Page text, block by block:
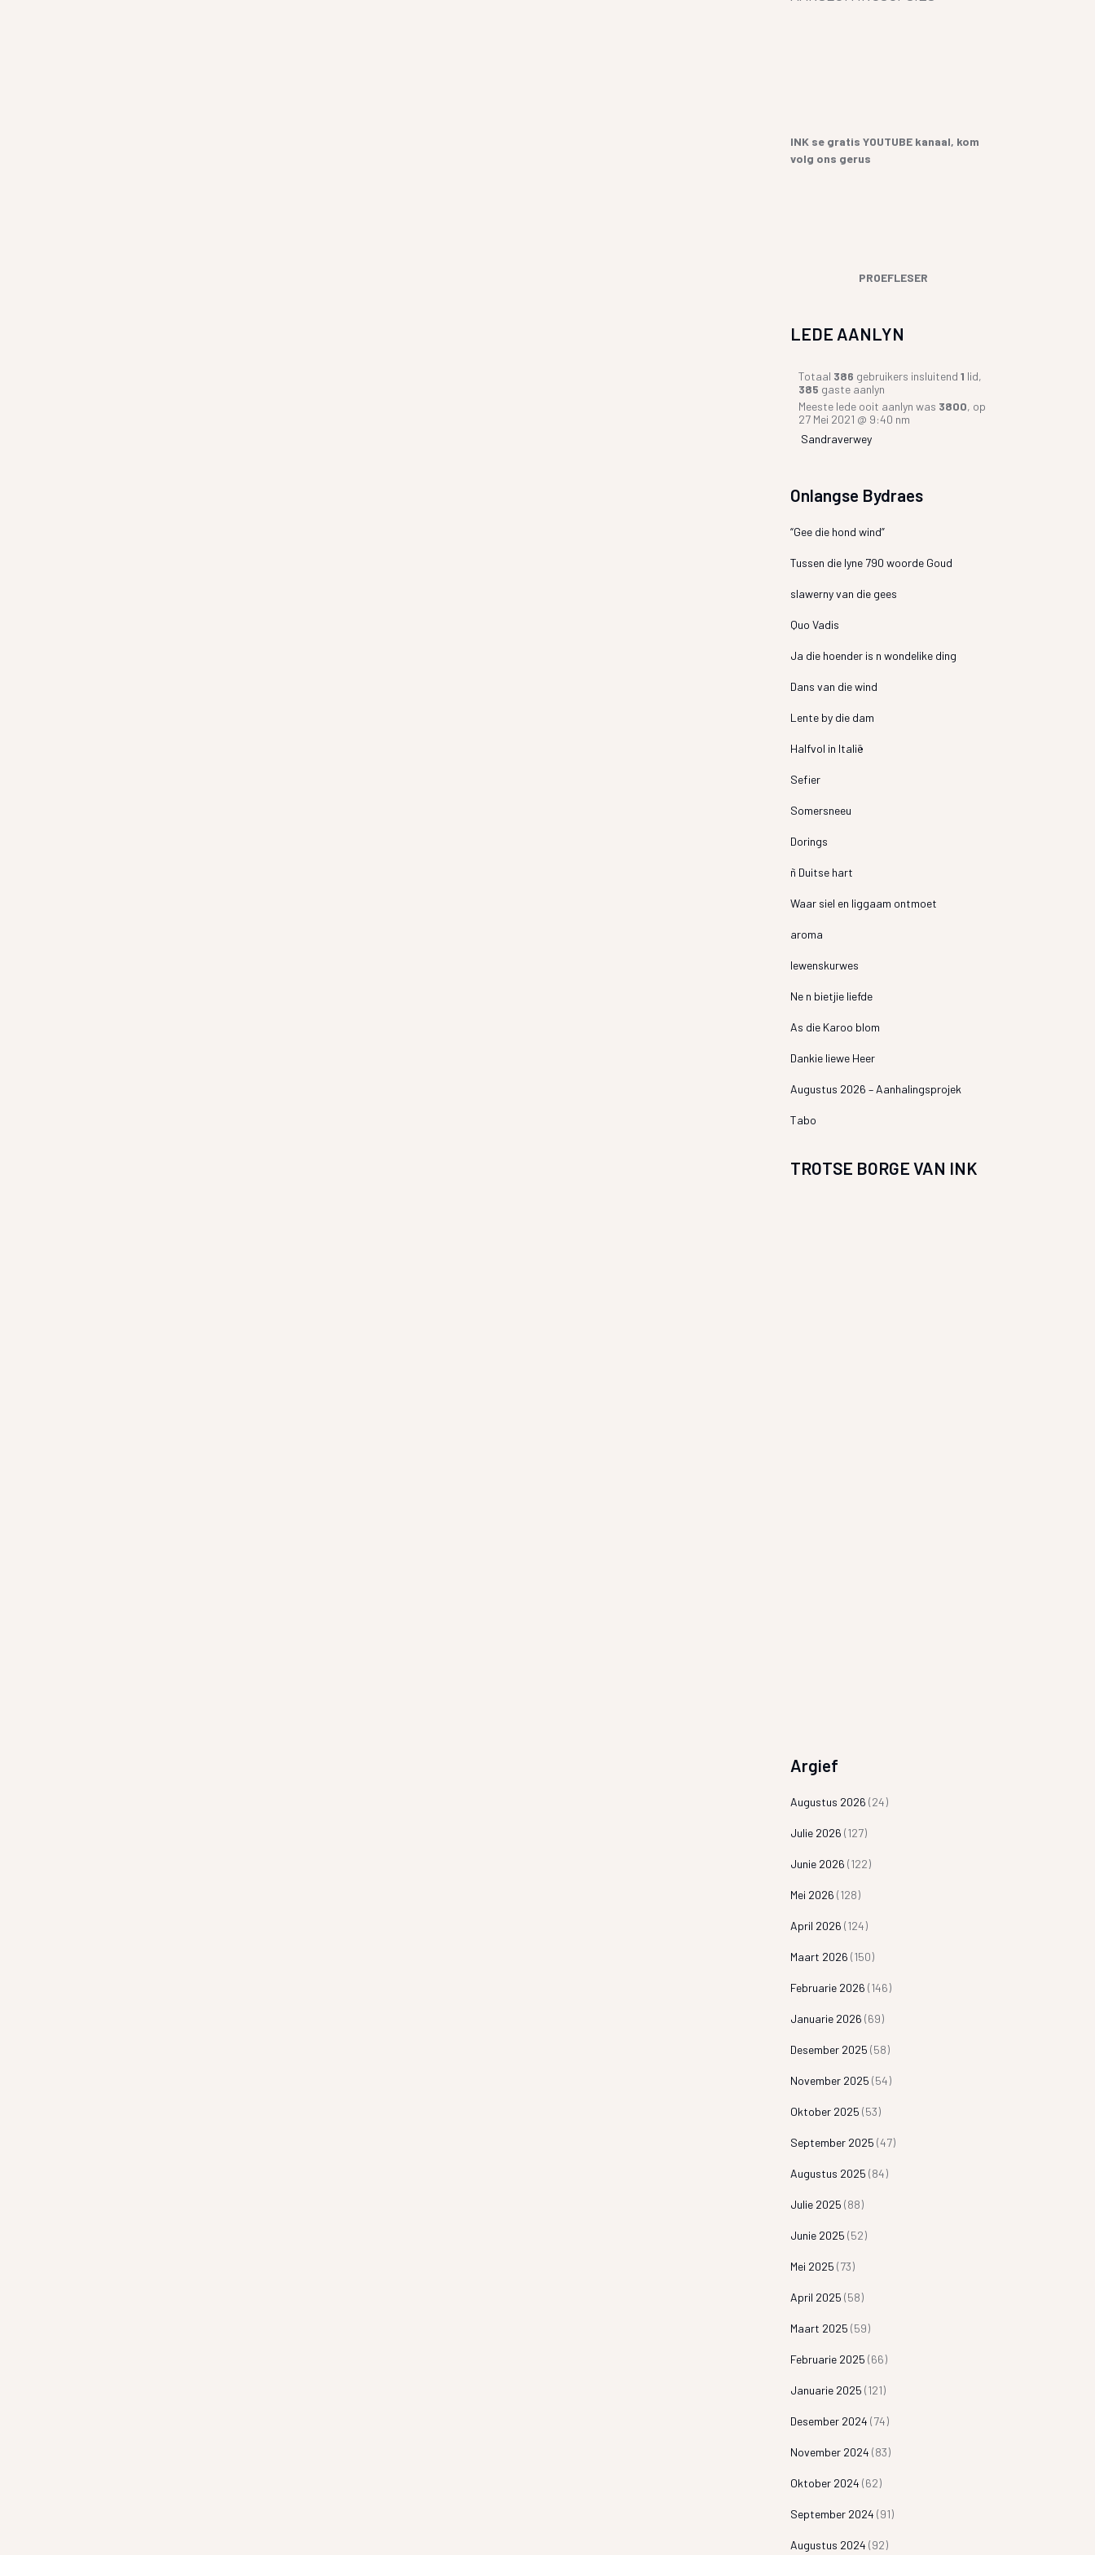
INK se gratis YOUTUBE kanaal, kom
volg ons gerus
PROEFLESER
LEDE AANLYN
Totaal 386 gebruikers insluitend 1 lid,
385 gaste aanlyn
Meeste lede ooit aanlyn was 3800, op
27 Mei 2021 @ 9:40 nm
Sandraverwey
Onlangse Bydraes
“Gee die hond wind”
Tussen die lyne 790 woorde Goud
slawerny van die gees
Quo Vadis
Ja die hoender is n wondelike ding
Dans van die wind
Lente by die dam
Halfvol in Italië
Sefier
Somersneeu
Dorings
ñ Duitse hart
Waar siel en liggaam ontmoet
aroma
lewenskurwes
Ne n bietjie liefde
As die Karoo blom
Dankie liewe Heer
Augustus 2026 – Aanhalingsprojek
Tabo
TROTSE BORGE VAN INK
Argief
Augustus 2026 (24)
Julie 2026 (127)
Junie 2026 (122)
Mei 2026 (128)
April 2026 (124)
Maart 2026 (150)
Februarie 2026 (146)
Januarie 2026 (69)
Desember 2025 (58)
November 2025 (54)
Oktober 2025 (53)
September 2025 (47)
Augustus 2025 (84)
Julie 2025 (88)
Junie 2025 (52)
Mei 2025 (73)
April 2025 (58)
Maart 2025 (59)
Februarie 2025 (66)
Januarie 2025 (121)
Desember 2024 (74)
November 2024 (83)
Oktober 2024 (62)
September 2024 (91)
Augustus 2024 (92)